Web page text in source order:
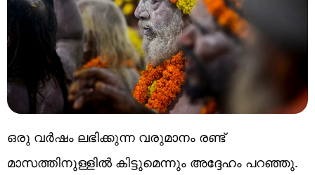
ഒരു വര്‍ഷം ലഭിക്കുന്ന വരുമാനം രണ്ട്
മാസത്തിനുള്ളില്‍ കിട്ടുമെന്നും അദ്ദേഹം പറഞ്ഞു.